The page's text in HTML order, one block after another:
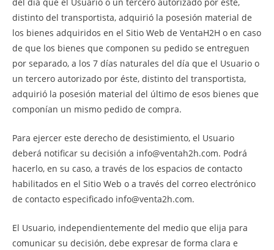
distinto del transportista, adquirió la posesión material de
los bienes adquiridos en el Sitio Web de VentaH2H o en caso
de que los bienes que componen su pedido se entreguen
por separado, a los 7 días naturales del día que el Usuario o
un tercero autorizado por éste, distinto del transportista,
adquirió la posesión material del último de esos bienes que
componían un mismo pedido de compra.
Para ejercer este derecho de desistimiento, el Usuario
deberá notificar su decisión a info@ventah2h.com. Podrá
hacerlo, en su caso, a través de los espacios de contacto
habilitados en el Sitio Web o a través del correo electrónico
de contacto especificado info@venta2h.com.
El Usuario, independientemente del medio que elija para
comunicar su decisión, debe expresar de forma clara e